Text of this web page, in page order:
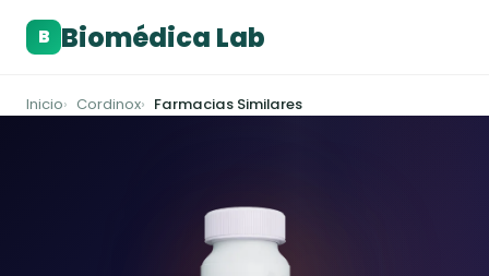
B Biomédica Lab
Inicio Cordinox Farmacias Similares